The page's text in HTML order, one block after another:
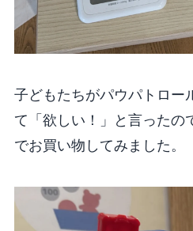
子どもたちがパウパトロー
て「欲しい！」と言ったの
でお買い物してみました。